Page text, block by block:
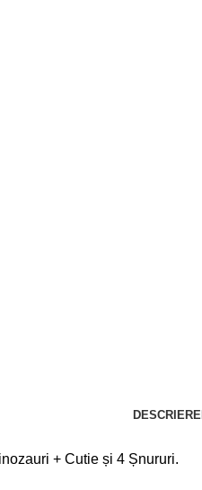
DESCRIERE
+ Cutie și 4 Șnururi.